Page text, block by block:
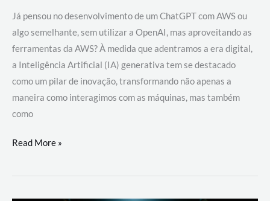
Já pensou no desenvolvimento de um ChatGPT com AWS ou
algo semelhante, sem utilizar a OpenAI, mas aproveitando as
ferramentas da AWS? À medida que adentramos a era digital,
a Inteligência Artificial (IA) generativa tem se destacado
como um pilar de inovação, transformando não apenas a
maneira como interagimos com as máquinas, mas também
como
Desenvolvimento
um
Read More »